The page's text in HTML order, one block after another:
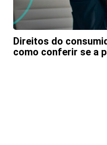
Direitos do
como conferir se a